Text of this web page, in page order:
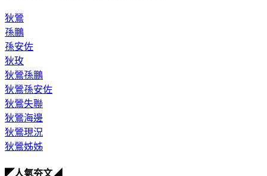
狄鶯
孫鵬
孫安佐
狄玫
狄鶯孫鵬
狄鶯孫安佐
狄鶯失聯
狄鶯海邊
狄鶯現況
狄鶯姊姊
◤人氣夯文◢